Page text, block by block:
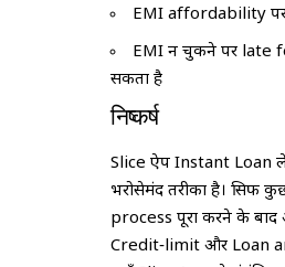
EMI affordability पर
EMI न चुकने पर late
सकता है
निष्कर्ष
Slice ऐप Instant Loan
भरोसेमंद तरीका है। सिर्फ
process पूरा करने के
Credit‑limit और Loan